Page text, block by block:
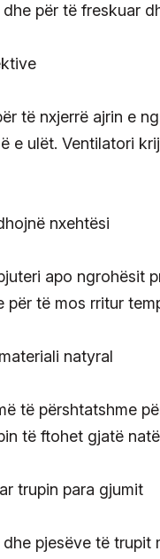
për të freskuar
të nxjerrë ajrin e
e ulët. Ventilatori
nxehtësi
apo ngrohësit
të mos rritur
natyral
të përshtatshme
të ftohet gjatë
trupin para gjumit
pjesëve të trupit